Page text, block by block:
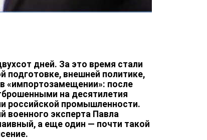
дней. За это время стали
подготовке, внешней политике,
«импортозамещении»: после
на десятилетия
российской промышленности.
военного эксперта Павла
а еще один — почти такой